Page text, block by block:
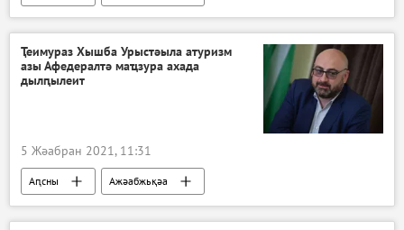
Ҭеимураз Хышба Урыстәыла атуризм
азы Афедералтә маҵзура ахада
дылԥылеит
5 Жәабран 2021, 11:31
Аԥсны Ажәабжьқәа